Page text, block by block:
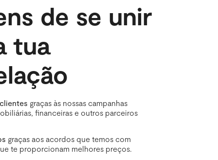
de se unir
tua
graças às nossas campanhas
financeiras e outros parceiros
graças aos acordos que temos com
te proporcionam melhores preços.